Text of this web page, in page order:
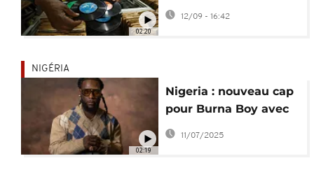
02:20
milliards de dollars
d'ici 2032
12/09 - 16:42
02:19
NIGÉRIA
Nigeria : nouveau cap
pour Burna Boy avec
l'album "No Sign of
11/07/2025